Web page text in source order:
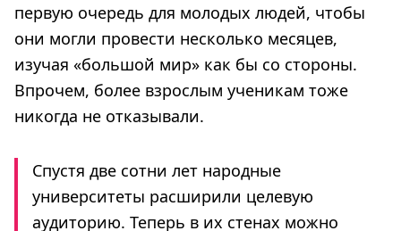
первую очередь для молодых людей, чтобы
они могли провести несколько месяцев,
изучая «большой мир» как бы со стороны.
Впрочем, более взрослым ученикам тоже
никогда не отказывали.
Спустя две сотни лет народные
университеты расширили целевую
аудиторию. Теперь в их стенах можно